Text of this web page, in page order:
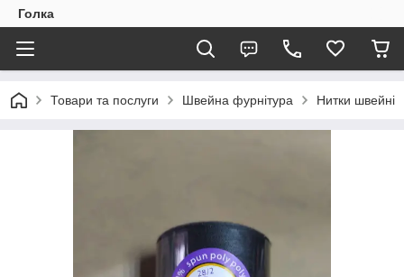
Голка
Товари та послуги Швейна фурнітура Нитки швейні